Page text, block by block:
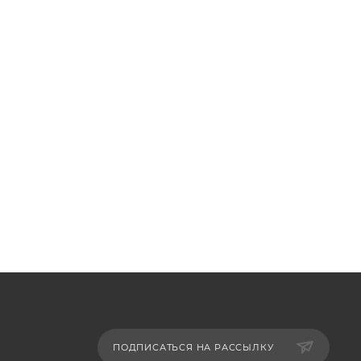
ПОДПИСАТЬСЯ НА РАССЫЛКУ